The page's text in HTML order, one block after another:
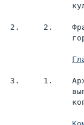
2.     2.
3.     1.